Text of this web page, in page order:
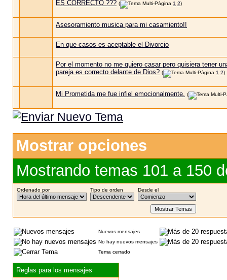
ES CORRECTO ??? ( 1 2)
Asesoramiento musica para mi casamiento!!
En que casos es aceptable el Divorcio
Por el momento no me quiero casar pero quisiera tener
pareja es correcto delante de Dios? ( 1 2)
Mi Prometida me fue infiel emocionalmente. (
Mostrar opciones
Mostrando temas 101 a 150
Ordenado por Tipo de orden Desde el
Nuevos mensajes
No hay nuevos mensajes
Tema cerrado
Reglas para los mensajes